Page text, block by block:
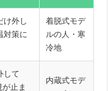
け外し
対策に
着脱式モデ
ルの人・寒
冷地
して
止ま
内蔵式モデ